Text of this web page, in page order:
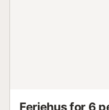
Feriehus for 6